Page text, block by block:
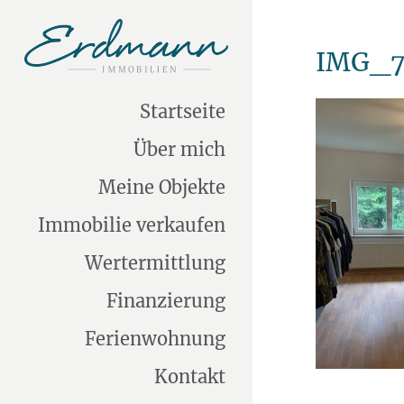
Startseite
Über mich
Meine Objekte
Immobilie verkaufen
Wertermittlung
Finanzierung
Ferienwohnung
Kontakt